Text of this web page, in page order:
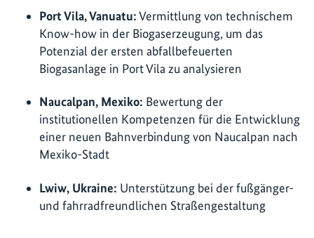
Port Vila, Vanuatu:Vermittlung von technischem
Know-how in der Biogaserzeugung, um das
Potenzial der ersten abfallbefeuerten
Biogasanlage in Port Vila zu analysieren
Naucalpan, Mexiko: Bewertung der
institutionellen Kompetenzen für die Entwicklung
einer neuen Bahnverbindung von Naucalpan nach
Mexiko-Stadt
Lwiw, Ukraine: Unterstützung bei der fußgänger-
und fahrradfreundlichen Straßengestaltung